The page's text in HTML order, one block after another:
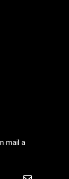
mail a